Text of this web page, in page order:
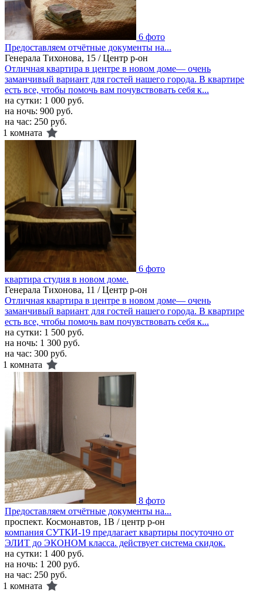
6 фото
Предоставляем отчётные документы на...
Генерала Тихонова, 15 / Центр р-он
Отличная квартира в центре в новом доме— очень
заманчивый вариант для гостей нашего города. В квартире
есть все, чтобы помочь вам почувствовать себя к...
на сутки: 1 000 руб.
на ночь: 900 руб.
на час: 250 руб.
1 комната
6 фото
квартира студия в новом доме.
Генерала Тихонова, 11 / Центр р-он
Отличная квартира в центре в новом доме— очень
заманчивый вариант для гостей нашего города. В квартире
есть все, чтобы помочь вам почувствовать себя к...
на сутки: 1 500 руб.
на ночь: 1 300 руб.
на час: 300 руб.
1 комната
8 фото
Предоставляем отчётные документы на...
проспект. Космонавтов, 1В / центр р-он
компания СУТКИ-19 предлагает квартиры посуточно от
ЭЛИТ до ЭКОНОМ класса. действует система скидок.
на сутки: 1 400 руб.
на ночь: 1 200 руб.
на час: 250 руб.
1 комната